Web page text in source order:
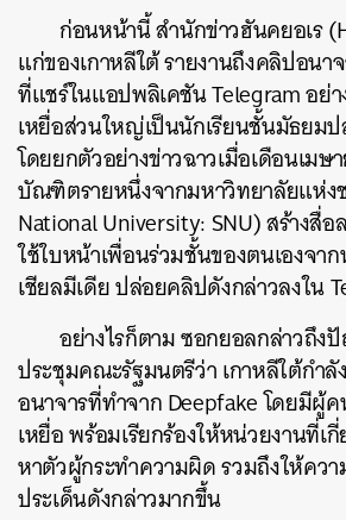
ก่อนหน้านี้ สำนักข่าวฮันคยอเร
แก่ของเกาหลีใต้ รายงานถึงคลิปอนา
ที่แชร์ในแอปพลิเคชัน Telegram อย่
เหยื่อส่วนใหญ่เป็นนักเรียนชั้นมัธยม
โดยยกตัวอย่างข่าวฉาวเมื่อเดือนเม
บัณฑิตรายหนึ่งจากมหาวิทยาลัยแห่ง
National University: SNU) สร้างสื่อ
ใช้ใบหน้าเพื่อนร่วมชั้นของตนเองจา
เชียลมีเดีย ปล่อยคลิปดังกล่าวลงใน
อย่างไรก็ตาม ซอกยอลกล่าวถึง
ประชุมคณะรัฐมนตรีว่า เกาหลีใต้กำ
อนาจารที่ทำจาก Deepfake โดยมีผู้
เหยื่อ พร้อมเรียกร้องให้หน่วยงานที่เ
หาตัวผู้กระทำความผิด รวมถึงให้คว
ประเด็นดังกล่าวมากขึ้น